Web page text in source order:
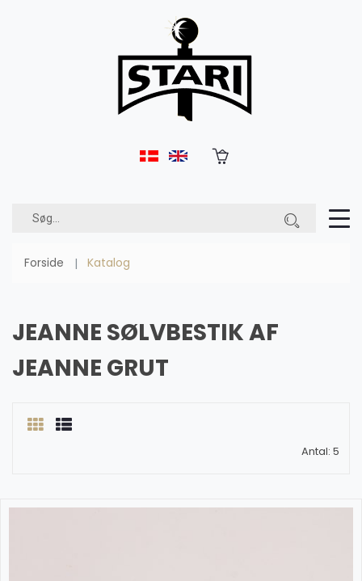
Forside Katalog
JEANNE SØLVBESTIK AF
JEANNE GRUT
Antal: 5